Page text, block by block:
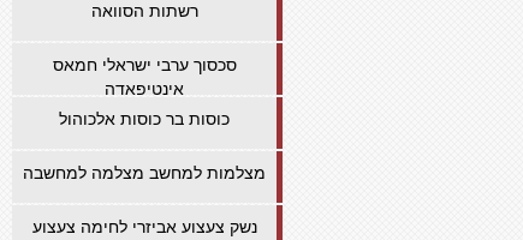
רשתות הסוואה
סכסוך ערבי ישראלי חמאס
אינטיפאדה
כוסות בר כוסות אלכוהול
מצלמות למחשב מצלמה למחשבה
נשק צעצוע אביזרי לחימה צעצוע